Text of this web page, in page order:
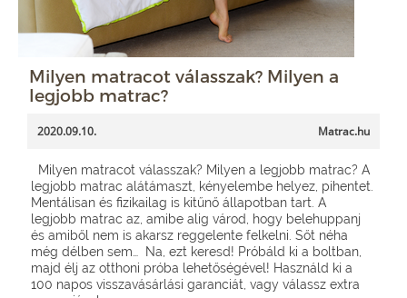
Milyen matracot válasszak? Milyen a
legjobb matrac?
2020.09.10. Matrac.hu
Milyen matracot válasszak? Milyen a legjobb matrac? A
legjobb matrac alátámaszt, kényelembe helyez, pihentet.
Mentálisan és fizikailag is kitűnő állapotban tart. A
legjobb matrac az, amibe alig várod, hogy belehuppanj
és amiből nem is akarsz reggelente felkelni. Sőt néha
még délben sem… Na, ezt keresd! Próbáld ki a boltban,
majd élj az otthoni próba lehetőségével! Használd ki a
100 napos visszavásárlási garanciát, vagy válassz extra